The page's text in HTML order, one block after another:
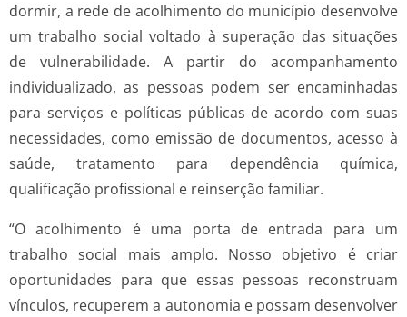
dormir, a rede de acolhimento do município desenvolve
um trabalho social voltado à superação das situações
de vulnerabilidade. A partir do acompanhamento
individualizado, as pessoas podem ser encaminhadas
para serviços e políticas públicas de acordo com suas
necessidades, como emissão de documentos, acesso à
saúde, tratamento para dependência química,
qualificação profissional e reinserção familiar.
“O acolhimento é uma porta de entrada para um
trabalho social mais amplo. Nosso objetivo é criar
oportunidades para que essas pessoas reconstruam
vínculos, recuperem a autonomia e possam desenvolver